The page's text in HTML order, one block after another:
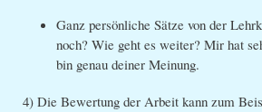
Ganz persönliche Sätze von der
noch? Wie geht es weiter? Mir hat
bin genau deiner Meinung.
4) Die Bewertung der Arbeit kann zum